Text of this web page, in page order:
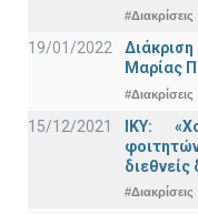
#Διακρίσεις
19/01/2022
Μαρίας
#Διακρίσεις
15/12/2021
IKY:
#Διακρίσεις